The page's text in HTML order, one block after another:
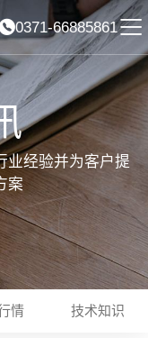
0371-66885861
业经验并为客户提
案
情 技术知识